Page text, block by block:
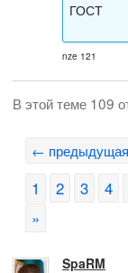
ГОСТ
nze 121
В этой теме 109
← предыдущая
1 2 3 4
»
SpaRM